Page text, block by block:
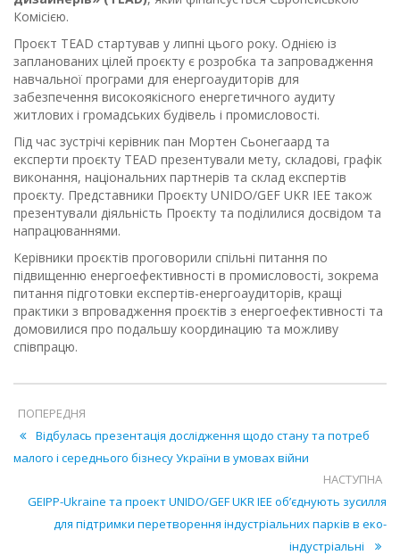
Комісією.
Проєкт TEAD стартував у липні цього року. Однією із
запланованих цілей проєкту є розробка та запровадження
навчальної програми для енергоаудиторів для
забезпечення високоякісного енергетичного аудиту
житлових і громадських будівель і промисловості.
Під час зустрічі керівник пан Мортен Сьонегаард та
експерти проєкту TEAD презентували мету, складові, графік
виконання, національних партнерів та склад експертів
проєкту. Представники Проєкту UNIDO/GEF UKR IEE також
презентували діяльність Проєкту та поділилися досвідом та
напрацюваннями.
Керівники проєктів проговорили спільні питання по
підвищенню енергоефективності в промисловості, зокрема
питання підготовки експертів-енергоаудиторів, кращі
практики з впровадження проєктів з енергоефективності та
домовилися про подальшу координацию та можливу
співпрацю.
ПОПЕРЕДНЯ
Відбулась презентація дослідження щодо стану та потреб
малого і середнього бізнесу України в умовах війни
НАСТУПНА
GEIPP-Ukraine та проект UNIDO/GEF UKR IEE об’єднують зусилля
для підтримки перетворення індустріальних парків в еко-
індустріальні